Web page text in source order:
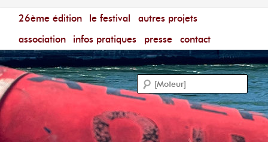
Menu principal
aller au contenu principal
aller au contenu secondaire
26ème édition le festival
autres projets
association
infos pratiques presse contact
Festival du Film Court Francophone – [Un poing c'est